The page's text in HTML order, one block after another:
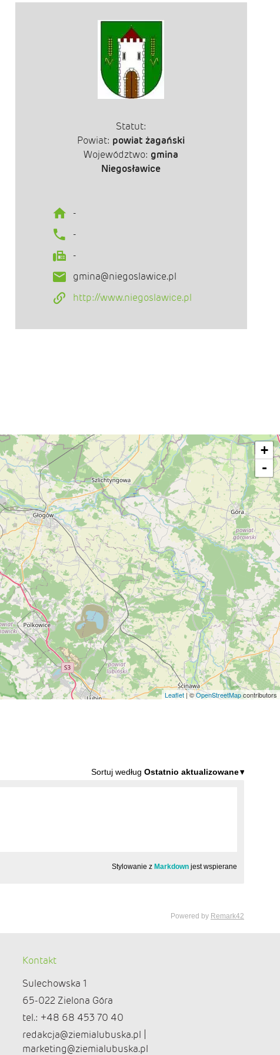
Statut:
Powiat: powiat żagański
Województwo: gmina
Niegosławice
-
-
-
gmina@niegoslawice.pl
http://www.niegoslawice.pl
+
-
Leaflet | ©OpenStreetMapcontributors
Kontakt
Sulechowska 1
65-022 Zielona Góra
tel.: +48 68 453 70 40
redakcja@ziemialubuska.pl |
marketing@ziemialubuska.pl